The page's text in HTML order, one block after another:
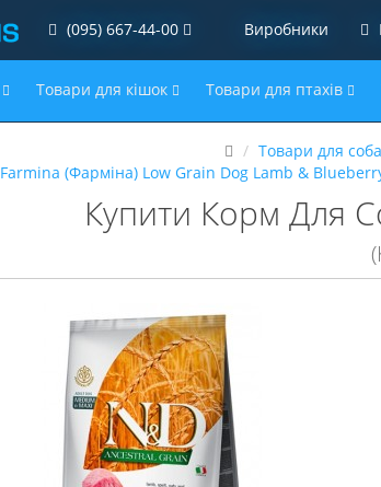
(095) 667-44-00 Виробники
Товари для кішок Товари для птахів
Товари для
Farmina (Фарміна) Low Grain Dog Lamb &
Купити Корм ​​Для